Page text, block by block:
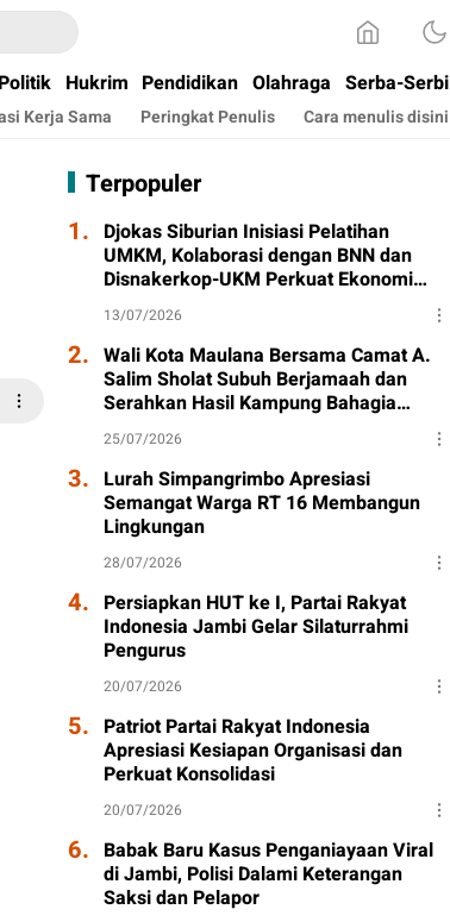
Politik Hukrim Pendidikan Olahraga Serba-Serbi
Kerja Sama Peringkat Penulis Cara menulis disini
Terpopuler
1. Djokas Siburian Inisiasi Pelatihan
UMKM, Kolaborasi dengan BNN dan
Disnakerkop-UKM Perkuat Ekonomi
Warga
13/07/2026
2. Wali Kota Maulana Bersama Camat A.
Salim Sholat Subuh Berjamaah dan
Serahkan Hasil Kampung Bahagia
Tahap I
25/07/2026
3. Lurah Simpangrimbo Apresiasi
Semangat Warga RT 16 Membangun
Lingkungan
28/07/2026
4. Persiapkan HUT ke I, Partai Rakyat
Indonesia Jambi Gelar Silaturrahmi
Pengurus
20/07/2026
5. Patriot Partai Rakyat Indonesia
Apresiasi Kesiapan Organisasi dan
Perkuat Konsolidasi
20/07/2026
6. Babak Baru Kasus Penganiayaan Viral
di Jambi, Polisi Dalami Keterangan
Saksi dan Pelapor